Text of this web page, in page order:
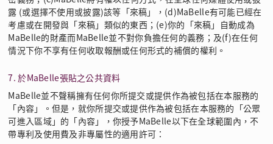
露 (或選擇不使用或披露)該等「來稿」，(d)MaBelle有可能已經在
考慮或在開發與「來稿」類似的東西；(e)你的「來稿」自動成為
MaBelle的財產而MaBelle並不對你負擔任何的義務；及(f)在任何
情況下你不享有任何收取報酬或任何形式的補償的權利。
7. 於MaBelle張貼之公共資料
MaBelle並不聲稱擁有任何你所提交或提供作為被包括在本服務的
「內容」。但是，就你所提交或提供作為被包括在本服務的「公眾
可進入區域」的「內容」，你授予MaBelle以下在全球範圍內，不
帶專利及使用費及非專屬性的適用許可：